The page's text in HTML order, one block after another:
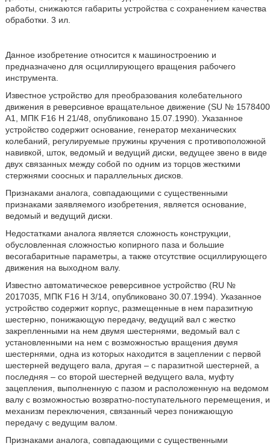
работы, снижаются габариты устройства с сохранением качества
обработки. 3 ил.
Данное изобретение относится к машиностроению и
предназначено для осциллирующего вращения рабочего
инструмента.
Известное устройство для преобразования колебательного
движения в реверсивное вращательное движение (SU № 1578400
A1, МПК F16 H 21/48, опубликовано 15.07.1990). Указанное
устройство содержит основание, генератор механических
колебаний, регулируемые пружины кручения с противоположной
навивкой, шток, ведомый и ведущий диски, ведущее звено в виде
двух связанных между собой по одним из торцов жесткими
стержнями соосных и параллельных дисков.
Признаками аналога, совпадающими с существенными
признаками заявляемого изобретения, является основание,
ведомый и ведущий диски.
Недостатками аналога является сложность конструкции,
обусловленная сложностью копирного паза и большие
весогабаритные параметры, а также отсутствие осциллирующего
движения на выходном валу.
Известно автоматическое реверсивное устройство (RU №
2017035, МПК F16 H 3/14, опубликовано 30.07.1994). Указанное
устройство содержит корпус, размещенные в нем паразитную
шестерню, понижающую передачу, ведущий вал с жестко
закрепленными на нем двумя шестернями, ведомый вал с
установленными на нем с возможностью вращения двумя
шестернями, одна из которых находится в зацеплении с первой
шестерней ведущего вала, другая – с паразитной шестерней, а
последняя – со второй шестерней ведущего вала, муфту
зацепления, выполненную с пазом и расположенную на ведомом
валу с возможностью возвратно-поступательного перемещения, и
механизм переключения, связанный через понижающую
передачу с ведущим валом.
Признаками аналога, совпадающими с существенными